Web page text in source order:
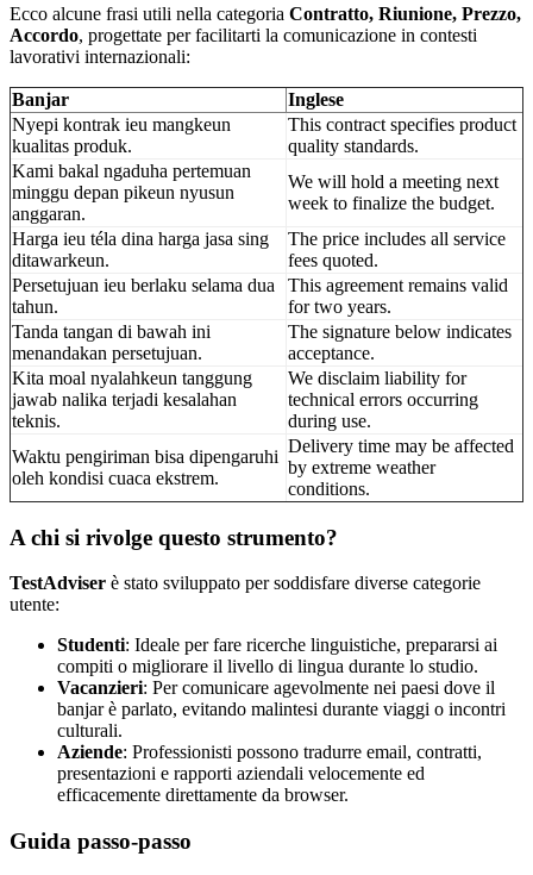
Ecco alcune frasi utili nella categoria Contratto, Riunione, Prezzo,
Accordo, progettate per facilitarti la comunicazione in contesti
lavorativi internazionali:
Banjar
Inglese
Nyepi kontrak ieu mangkeun
kualitas produk.
This contract specifies product
quality standards.
Kami bakal ngaduha pertemuan
minggu depan pikeun nyusun
anggaran.
We will hold a meeting next
week to finalize the budget.
Harga ieu téla dina harga jasa sing
ditawarkeun.
The price includes all service
fees quoted.
Persetujuan ieu berlaku selama dua
tahun.
This agreement remains valid
for two years.
Tanda tangan di bawah ini
menandakan persetujuan.
The signature below indicates
acceptance.
Kita moal nyalahkeun tanggung
jawab nalika terjadi kesalahan
teknis.
We disclaim liability for
technical errors occurring
during use.
Waktu pengiriman bisa dipengaruhi
oleh kondisi cuaca ekstrem.
Delivery time may be affected
by extreme weather
conditions.
A chi si rivolge questo strumento?
TestAdviser è stato sviluppato per soddisfare diverse categorie
utente:
Studenti: Ideale per fare ricerche linguistiche, prepararsi ai
compiti o migliorare il livello di lingua durante lo studio.
Vacanzieri: Per comunicare agevolmente nei paesi dove il
banjar è parlato, evitando malintesi durante viaggi o incontri
culturali.
Aziende: Professionisti possono tradurre email, contratti,
presentazioni e rapporti aziendali velocemente ed
efficacemente direttamente da browser.
Guida passo-passo